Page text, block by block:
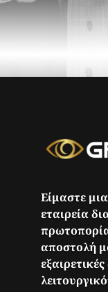
Είμαστε
εταιρεία
αποστολή